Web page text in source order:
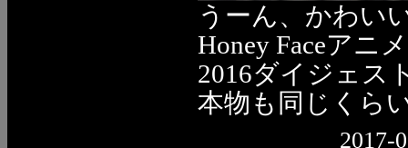
うーん、かわい
Honey Faceアニ
2016ダイジェス
本物も同じくら
2017-